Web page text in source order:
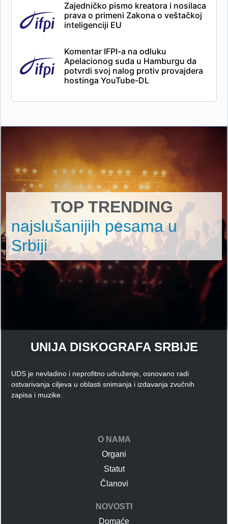
Zajedničko pismo kreatora i nosilaca
prava o primeni Zakona o veštačkoj
inteligenciji EU
Komentar IFPI-a na odluku
Apelacionog suda u Hamburgu da
potvrdi svoj nalog protiv provajdera
hostinga YouTube-DL
TOP TRENDING
najslušanijih pesama u
Srbiji
UNIJA DISKOGRAFA SRBIJE
UDS je nevladino i neprofitno udruženje, osnovano radi
ostvarivanja ciljeva u oblasti snimanja i izdavanja zvučnih
zapisa i muzike.
O NAMA
Organi
Statut
Članovi
NOVOSTI
Domaće